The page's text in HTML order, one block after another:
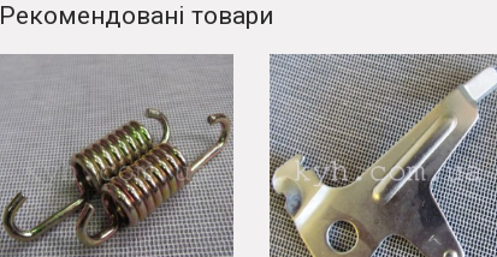
Рекомендовані товари